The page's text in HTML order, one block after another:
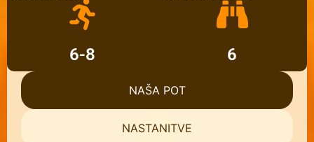
6-8 6
NAŠA POT
NASTANITVE